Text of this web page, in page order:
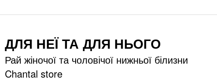
ДЛЯ НЕЇ ТА ДЛЯ НЬОГО
Рай жіночої та чоловічої нижньої білизни
Chantal store